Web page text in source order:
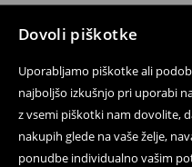
Dovoli piškotke
Uporabljamo piškotke ali
najboljšo izkušnjo pri uporabi
z vsemi piškotki nam dovolite,
nakupih glede na vaše želje,
ponudbe individualno vašim